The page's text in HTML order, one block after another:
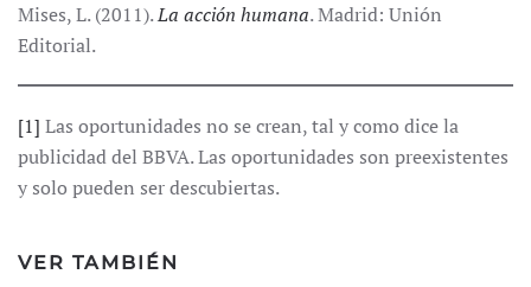
Mises, L. (2011).La acción humana. Madrid: Unión
Editorial.
[1] Las oportunidades no se crean, tal y como dice la
publicidad del BBVA. Las oportunidades son preexistentes
y solo pueden ser descubiertas.
VER TAMBIÉN